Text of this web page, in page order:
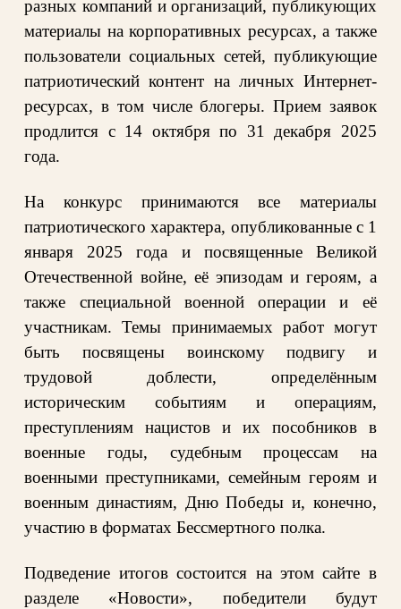
разных компаний и организаций, публикующих
материалы на корпоративных ресурсах, а также
пользователи социальных сетей, публикующие
патриотический контент на личных Интернет-
ресурсах, в том числе блогеры. Прием заявок
продлится с 14 октября по 31 декабря 2025
года.
На конкурс принимаются все материалы
патриотического характера, опубликованные с 1
января 2025 года и посвященные Великой
Отечественной войне, её эпизодам и героям, а
также специальной военной операции и её
участникам. Темы принимаемых работ могут
быть посвящены воинскому подвигу и
трудовой доблести, определённым
историческим событиям и операциям,
преступлениям нацистов и их пособников в
военные годы, судебным процессам на
военными преступниками, семейным героям и
военным династиям, Дню Победы и, конечно,
участию в форматах Бессмертного полка.
Подведение итогов состоится на этом сайте в
разделе «Новости», победители будут